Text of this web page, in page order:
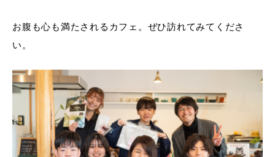
お腹も心も満たされるカフェ。ぜひ訪れてみてくださ
い。